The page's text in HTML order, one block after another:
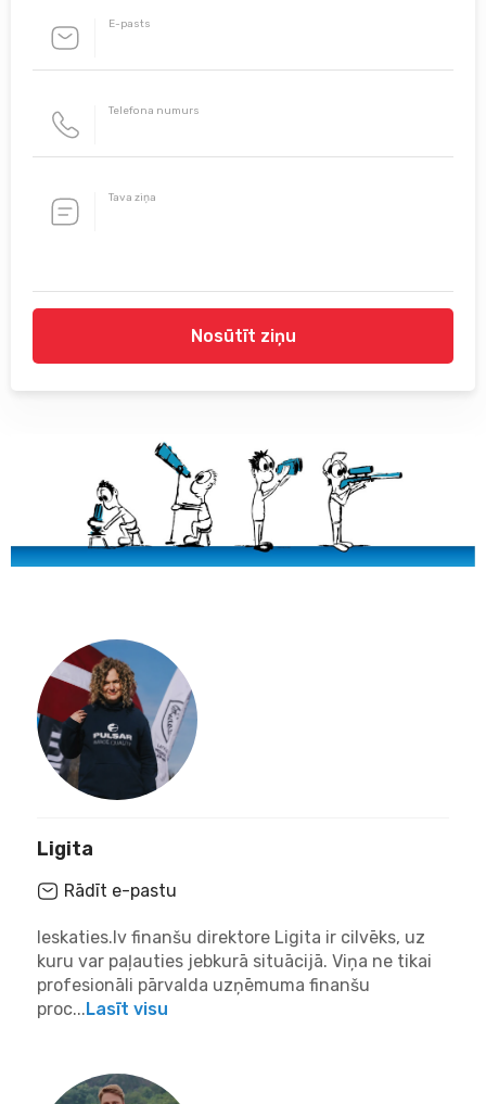
E-pasts
Telefona numurs
Tava ziņa
Nosūtīt ziņu
Ligita
Rādīt e-pastu
Ieskaties.lv finanšu direktore Ligita ir cilvēks, uz
kuru var paļauties jebkurā situācijā. Viņa ne tikai
profesionāli pārvalda uzņēmuma finanšu
proc...Lasīt visu